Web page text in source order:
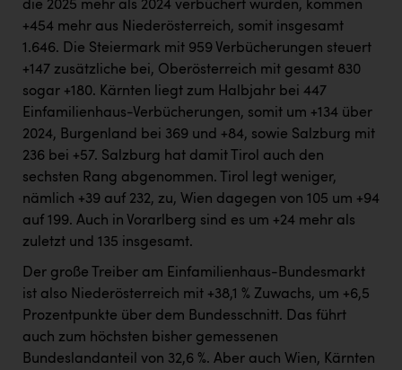
die 2025 mehr als 2024 verbüchert wurden, kommen
+454 mehr aus Niederösterreich, somit insgesamt
1.646. Die Steiermark mit 959 Verbücherungen steuert
+147 zusätzliche bei, Oberösterreich mit gesamt 830
sogar +180. Kärnten liegt zum Halbjahr bei 447
Einfamilienhaus-Verbücherungen, somit um +134 über
2024, Burgenland bei 369 und +84, sowie Salzburg mit
236 bei +57. Salzburg hat damit Tirol auch den
sechsten Rang abgenommen. Tirol legt weniger,
nämlich +39 auf 232, zu, Wien dagegen von 105 um +94
auf 199. Auch in Vorarlberg sind es um +24 mehr als
zuletzt und 135 insgesamt.
Der große Treiber am Einfamilienhaus-Bundesmarkt
ist also Niederösterreich mit +38,1 % Zuwachs, um +6,5
Prozentpunkte über dem Bundesschnitt. Das führt
auch zum höchsten bisher gemessenen
Bundeslandanteil von 32,6 %. Aber auch Wien, Kärnten